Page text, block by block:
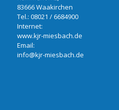
83666 Waakirchen
Tel.: 08021 / 6684900
Internet:
www.kjr-miesbach.de
Email:
info@kjr-miesbach.de